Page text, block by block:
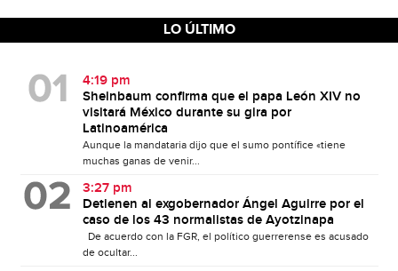
LO ÚLTIMO
4:19 pm
Sheinbaum confirma que el papa León XIV no
visitará México durante su gira por
Latinoamérica
Aunque la mandataria dijo que el sumo pontífice «tiene
muchas ganas de venir...
3:27 pm
Detienen al exgobernador Ángel Aguirre por el
caso de los 43 normalistas de Ayotzinapa
De acuerdo con la FGR, el político guerrerense es acusado
de ocultar...